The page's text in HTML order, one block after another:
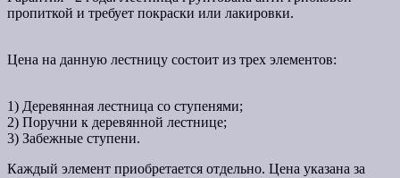
пропиткой и требует покраски или лакировки.
Цена на данную лестницу состоит из трех элементов:
1) Деревянная лестница со ступенями;
2) Поручни к деревянной лестнице;
3) Забежные ступени.
Каждый элемент приобретается отдельно. Цена указана за